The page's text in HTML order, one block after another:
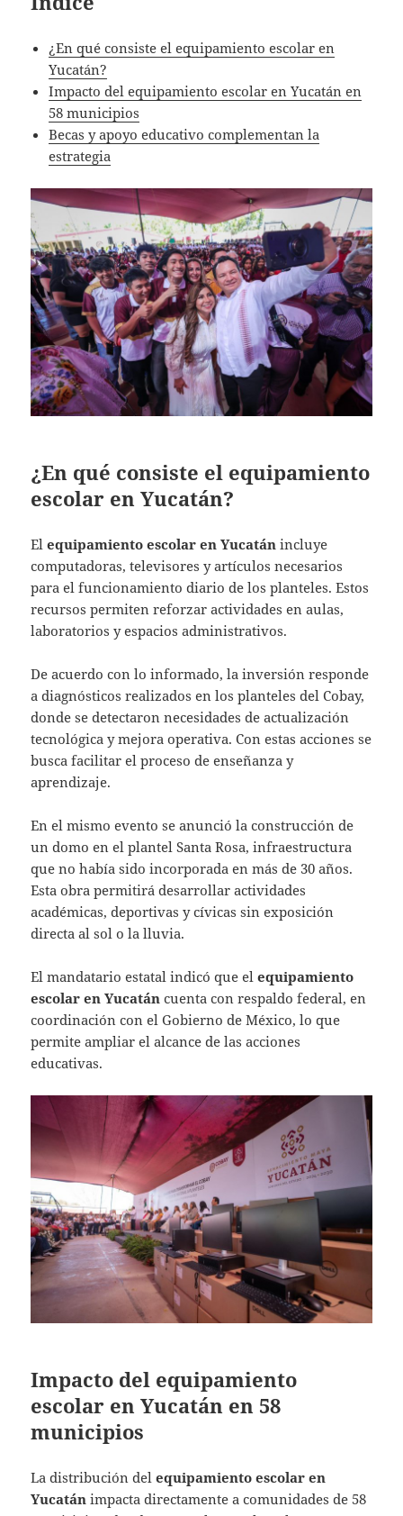
¿En qué consiste el equipamiento escolar en
Yucatán?
Impacto del equipamiento escolar en Yucatán en
58 municipios
Becas y apoyo educativo complementan la
estrategia
¿En qué consiste el equipamiento
escolar en Yucatán?
Elequipamiento escolar en Yucatán incluye
computadoras, televisores y artículos necesarios
para el funcionamiento diario de los planteles. Estos
recursos permiten reforzar actividades en aulas,
laboratorios y espacios administrativos.
De acuerdo con lo informado, la inversión responde
a diagnósticos realizados en los planteles del Cobay,
donde se detectaron necesidades de actualización
tecnológica y mejora operativa. Con estas acciones se
busca facilitar el proceso de enseñanza y
aprendizaje.
En el mismo evento se anunció la construcción de
un domo en el plantel Santa Rosa, infraestructura
que no había sido incorporada en más de 30 años.
Esta obra permitirá desarrollar actividades
académicas, deportivas y cívicas sin exposición
directa al sol o la lluvia.
El mandatario estatal indicó que elequipamiento
escolar en Yucatán cuenta con respaldo federal, en
coordinación con el Gobierno de México, lo que
permite ampliar el alcance de las acciones
educativas.
Impacto del equipamiento
escolar en Yucatán en 58
municipios
La distribución delequipamiento escolar en
Yucatán impacta directamente a comunidades de 58